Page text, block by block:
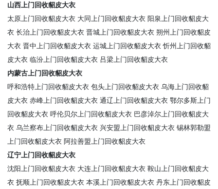
山西上门回收貂皮大衣
太原上门回收貂皮大衣 大同上门回收貂皮大衣 阳泉上门回收貂皮大
衣 长治上门回收貂皮大衣 晋城上门回收貂皮大衣 朔州上门回收貂皮
大衣 晋中上门回收貂皮大衣 运城上门回收貂皮大衣 忻州上门回收貂
皮大衣 临汾上门回收貂皮大衣 吕梁上门回收貂皮大衣
内蒙古上门回收貂皮大衣
呼和浩特上门回收貂皮大衣 包头上门回收貂皮大衣 乌海上门回收貂
皮大衣 赤峰上门回收貂皮大衣 通辽上门回收貂皮大衣 鄂尔多斯上门
回收貂皮大衣 呼伦贝尔上门回收貂皮大衣 巴彦淖尔上门回收貂皮大
衣 乌兰察布上门回收貂皮大衣 兴安盟上门回收貂皮大衣 锡林郭勒盟
上门回收貂皮大衣 阿拉善盟上门回收貂皮大衣
辽宁上门回收貂皮大衣
沈阳上门回收貂皮大衣 大连上门回收貂皮大衣 鞍山上门回收貂皮大
衣 抚顺上门回收貂皮大衣 本溪上门回收貂皮大衣 丹东上门回收貂皮